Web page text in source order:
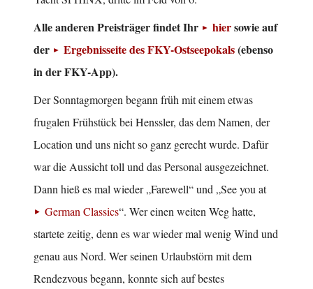
Alle anderen Preisträger findet Ihr hiersowie auf
der
Ergebnisseite des FKY-Ostseepokals(ebenso
in der FKY-App).
Der Sonntagmorgen begann früh mit einem etwas
frugalen Frühstück bei Henssler, das dem Namen, der
Location und uns nicht so ganz gerecht wurde. Dafür
war die Aussicht toll und das Personal ausgezeichnet.
Dann hieß es mal wieder „Farewell“ und „See you at
German Classics“. Wer einen weiten Weg hatte,
startete zeitig, denn es war wieder mal wenig Wind und
genau aus Nord. Wer seinen Urlaubstörn mit dem
Rendezvous begann, konnte sich auf bestes